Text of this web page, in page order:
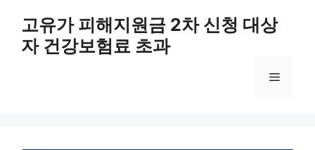
고유가 피해지원금 2차 신청 대상
자 건강보험료 초과
메